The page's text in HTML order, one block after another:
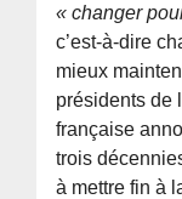
« changer
c’est-à-dire
mieux
présidents de
française
trois
à mettre fin à